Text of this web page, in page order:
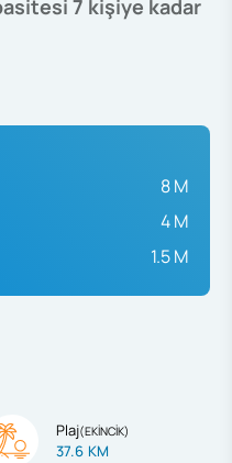
7 kişiye kadar
8 M
4 M
1.5 M
Plaj(EKİNCİK)
37.6 KM